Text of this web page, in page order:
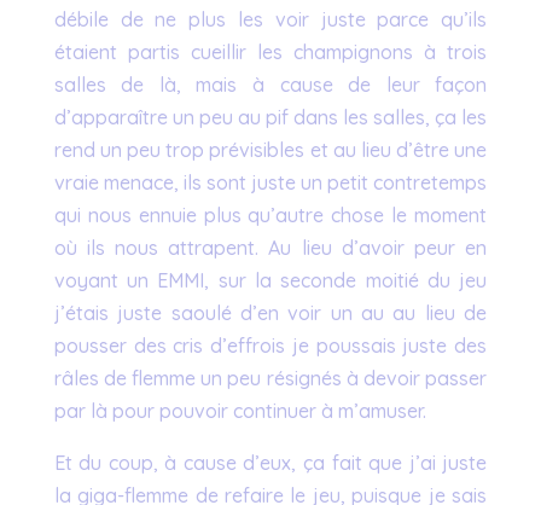
débile de ne plus les voir juste parce qu’ils
étaient partis cueillir les champignons à trois
salles de là, mais à cause de leur façon
d’apparaître un peu au pif dans les salles, ça les
rend un peu trop prévisibles et au lieu d’être une
vraie menace, ils sont juste un petit contretemps
qui nous ennuie plus qu’autre chose le moment
où ils nous attrapent. Au lieu d’avoir peur en
voyant un EMMI, sur la seconde moitié du jeu
j’étais juste saoulé d’en voir un au au lieu de
pousser des cris d’effrois je poussais juste des
râles de flemme un peu résignés à devoir passer
par là pour pouvoir continuer à m’amuser.
Et du coup, à cause d’eux, ça fait que j’ai juste
la giga-flemme de refaire le jeu, puisque je sais